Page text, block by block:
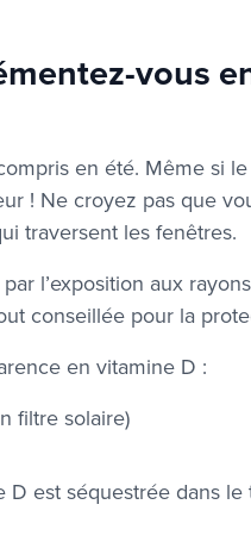
vous
en été. Même si
! Ne croyez pas que
traversent les fenêtres.
l’exposition aux
conseillée pour la
en vitamine D :
filtre solaire)
est séquestrée dans le